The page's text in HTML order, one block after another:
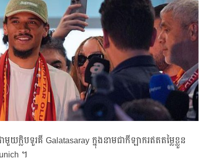
យក្លិបទួរគី Galatasaray ក្នុងនាមជាកីឡាករឥតតម្លៃខ្លួន
។